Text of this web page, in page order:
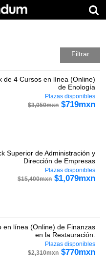
Filtrar
de 4 Cursos en línea (Online)
de Enología
Plazas disponibles
$3,050mxn $719mxn
Superior de Administración y
Dirección de Empresas
Plazas disponibles
$15,400mxn $1,079mxn
en línea (Online) de Finanzas
en la Restauración.
Plazas disponibles
$2,310mxn $770mxn